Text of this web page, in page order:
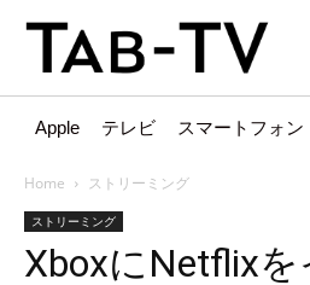
Apple テレビ スマートフォン
Home ストリーミング
ストリーミング
XboxにNetflix